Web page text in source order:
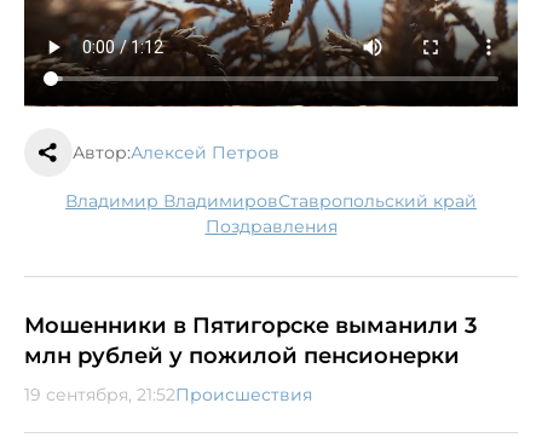
Автор:Алексей Петров
Владимир Владимиров
Ставропольский край
поздравления
Мошенники в Пятигорске выманили 3
млн рублей у пожилой пенсионерки
19 сентября, 21:52Происшествия